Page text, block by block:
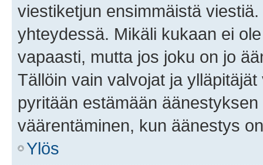
viestiketjun ensimmäistä
yhteydessä. Mikäli kukaan ei
vapaasti, mutta jos joku on jo
Tällöin vain valvojat ja
pyritään estämään
väärentäminen, kun äänestys
Ylös